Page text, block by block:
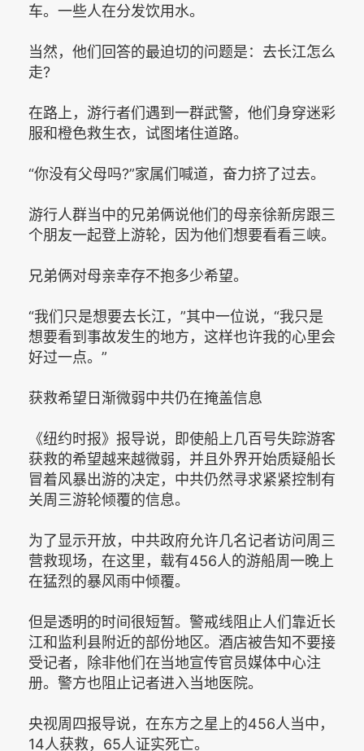
车。一些人在分发饮用水。
当然，他们回答的最迫切的问题是：去长江怎么
走?
在路上，游行者们遇到一群武警，他们身穿迷彩
服和橙色救生衣，试图堵住道路。
“你没有父母吗?”家属们喊道，奋力挤了过去。
游行人群当中的兄弟俩说他们的母亲徐新房跟三
个朋友一起登上游轮，因为他们想要看看三峡。
兄弟俩对母亲幸存不抱多少希望。
“我们只是想要去长江，”其中一位说，“我只是
想要看到事故发生的地方，这样也许我的心里会
好过一点。”
获救希望日渐微弱中共仍在掩盖信息
《纽约时报》报导说，即使船上几百号失踪游客
获救的希望越来越微弱，并且外界开始质疑船长
冒着风暴出游的决定，中共仍然寻求紧紧控制有
关周三游轮倾覆的信息。
为了显示开放，中共政府允许几名记者访问周三
营救现场，在这里，载有456人的游船周一晚上
在猛烈的暴风雨中倾覆。
但是透明的时间很短暂。警戒线阻止人们靠近长
江和监利县附近的部份地区。酒店被告知不要接
受记者，除非他们在当地宣传官员媒体中心注
册。警方也阻止记者进入当地医院。
央视周四报导说，在东方之星上的456人当中，
14人获救，65人证实死亡。